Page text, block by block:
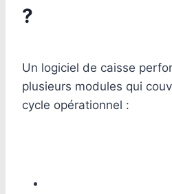
?
Un logiciel de caisse
plusieurs modules qui
cycle opérationnel :